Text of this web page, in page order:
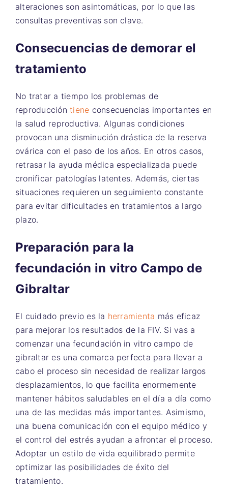
alteraciones son asintomáticas, por lo que las
consultas preventivas son clave.
Consecuencias de demorar el
tratamiento
No tratar a tiempo los problemas de
reproduccióntiene consecuencias importantes en
la salud reproductiva. Algunas condiciones
provocan una disminución drástica de la reserva
ovárica con el paso de los años. En otros casos,
retrasar la ayuda médica especializada puede
cronificar patologías latentes. Además, ciertas
situaciones requieren un seguimiento constante
para evitar dificultades en tratamientos a largo
plazo.
Preparación para la
fecundación in vitro Campo de
Gibraltar
El cuidado previo es la herramienta más eficaz
para mejorar los resultados de la FIV. Si vas a
comenzar una fecundación in vitro campo de
gibraltar es una comarca perfecta para llevar a
cabo el proceso sin necesidad de realizar largos
desplazamientos, lo que facilita enormemente
mantener hábitos saludables en el día a día como
una de las medidas más importantes. Asimismo,
una buena comunicación con el equipo médico y
el control del estrés ayudan a afrontar el proceso.
Adoptar un estilo de vida equilibrado permite
optimizar las posibilidades de éxito del
tratamiento.